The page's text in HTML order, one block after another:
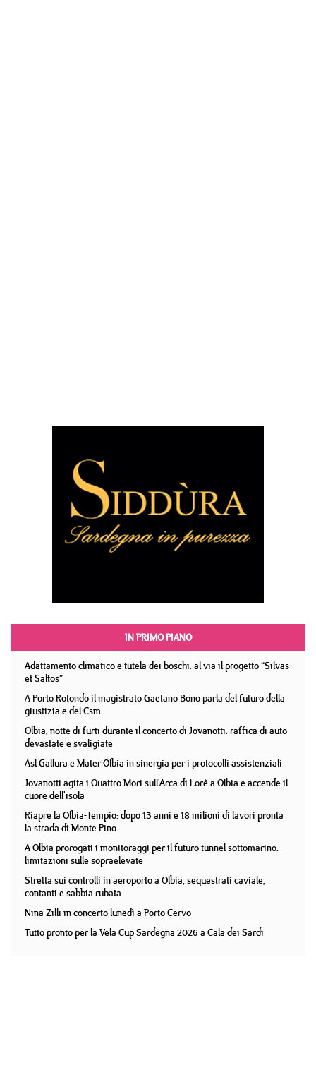
IN PRIMO PIANO
Adattamento climatico e tutela dei boschi: al via il progetto “Silvas
et Saltos”
A Porto Rotondo il magistrato Gaetano Bono parla del futuro della
giustizia e del Csm
Olbia, notte di furti durante il concerto di Jovanotti: raffica di auto
devastate e svaligiate
Asl Gallura e Mater Olbia in sinergia per i protocolli assistenziali
Jovanotti agita i Quattro Mori sull'Arca di Lorè a Olbia e accende il
cuore dell'isola
Riapre la Olbia-Tempio: dopo 13 anni e 18 milioni di lavori pronta
la strada di Monte Pino
A Olbia prorogati i monitoraggi per il futuro tunnel sottomarino:
limitazioni sulle sopraelevate
Stretta sui controlli in aeroporto a Olbia, sequestrati caviale,
contanti e sabbia rubata
Nina Zilli in concerto lunedì a Porto Cervo
Tutto pronto per la Vela Cup Sardegna 2026 a Cala dei Sardi